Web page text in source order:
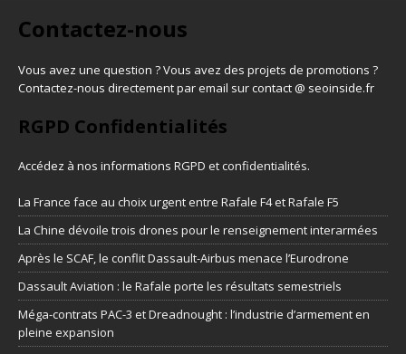
Contactez-nous
Vous avez une question ? Vous avez des projets de promotions ?
Contactez-nous directement par email sur contact @ seoinside.fr
RGPD Confidentialités
Accédez à nos informations RGPD et confidentialités.
La France face au choix urgent entre Rafale F4 et Rafale F5
La Chine dévoile trois drones pour le renseignement interarmées
Après le SCAF, le conflit Dassault-Airbus menace l’Eurodrone
Dassault Aviation : le Rafale porte les résultats semestriels
Méga-contrats PAC-3 et Dreadnought : l’industrie d’armement en
pleine expansion